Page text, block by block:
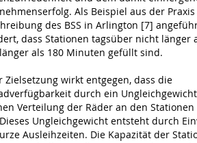
Als Beispiel aus der
des BSS in Arlington [7]
dass Stationen tagsüber nicht länger
als 180 Minuten gefüllt sind.
Zielsetzung wirkt entgegen, dass die
durch ein
Verteilung der Räder an den
Ungleichgewicht entsteht durch
Ausleihzeiten. Die Kapazität der